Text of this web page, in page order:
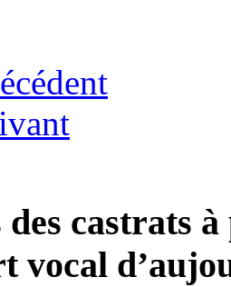
des castrats
vocal